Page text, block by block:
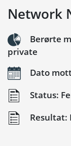
Network
Berørte
private
Dato
Status:
Resultat: